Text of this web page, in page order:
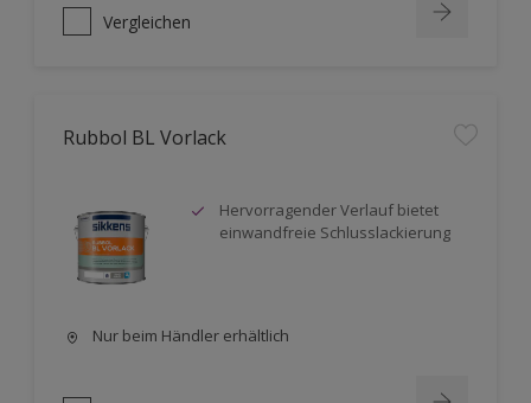
Vergleichen
Rubbol BL Vorlack
Hervorragender Verlauf bietet
einwandfreie Schlusslackierung
Nur beim Händler erhältlich